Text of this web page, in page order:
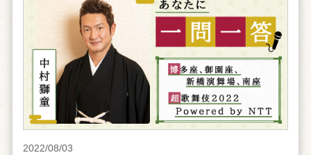
2022/08/03